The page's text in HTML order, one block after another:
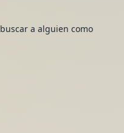
a alguien como